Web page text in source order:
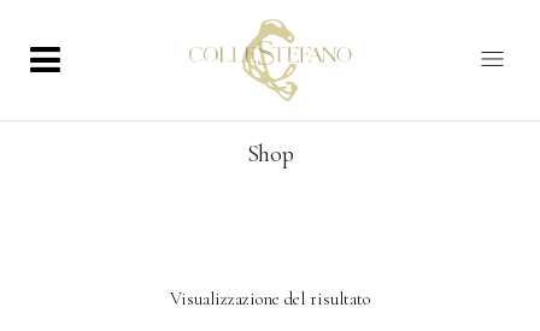
Shop
Visualizzazione del risultato